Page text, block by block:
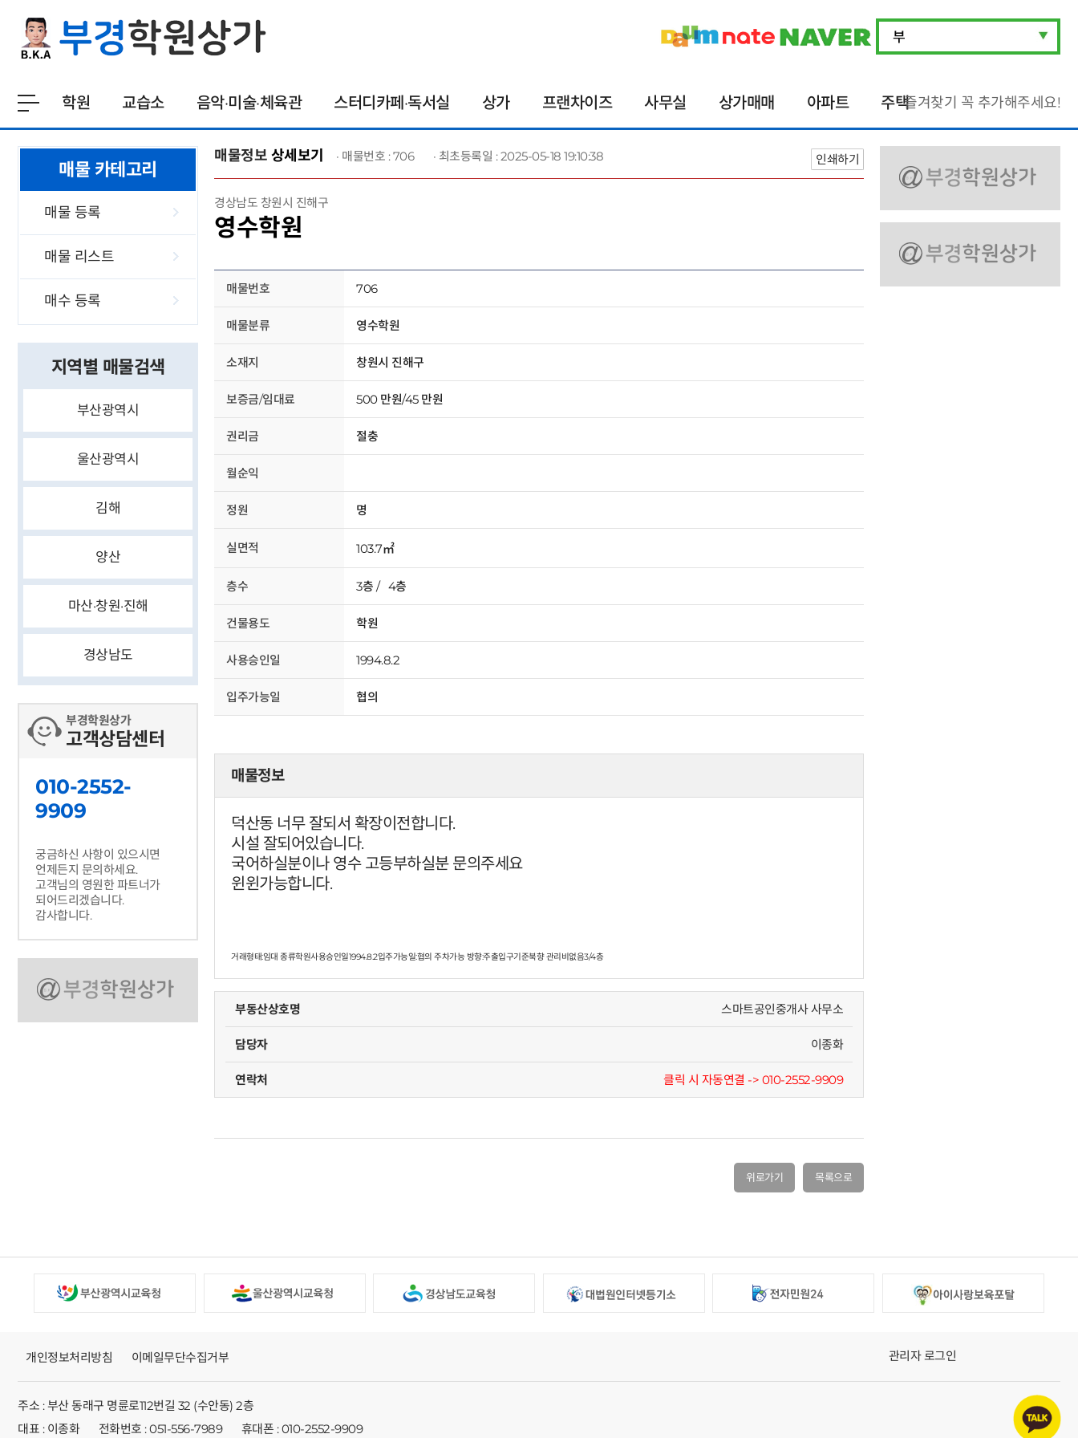
학원 교습소 음악·미술·체육관 스터디카페·독서실 상가 프랜차이즈 사무실 상가매매 아파트 주택즐겨찾기 꼭 추가해주세요!
매물 카테고리
매물 등록
매물 리스트
매수 등록
지역별 매물검색
부산광역시
울산광역시
김해
양산
마산·창원·진해
경상남도
부경학원상가
고객상담센터
010-2552-
9909
궁금하신 사항이 있으시면
언제든지 문의하세요.
고객님의 영원한 파트너가
되어드리겠습니다.
감사합니다.
매물정보 상세보기 · 매물번호 : 706 · 최초등록일 : 2025-05-18 19:10:38 인쇄하기
경상남도 창원시 진해구
영수학원
매물번호 706
매물분류 영수학원
소재지 창원시 진해구
보증금/임대료 500 만원/45 만원
권리금 절충
월순익
정원 명
실면적 103.7㎡
층수 3층 / 4층
건물용도 학원
사용승인일 1994.8.2
입주가능일 협의
매물정보
덕산동 너무 잘되서 확장이전합니다.
시설 잘되어있습니다.
국어하실분이나 영수 고등부하실분 문의주세요
윈윈가능합니다.
거래형태:임대 종류학원사용승인일1994.8.2입주가능일:협의 주차가능 방향:주출입구기준북향 관리비없음3/4층
부동산상호명 스마트공인중개사 사무소
담당자 이종화
연락처 클릭 시 자동연결 -> 010-2552-9909
위로가기 목록으로
개인정보처리방침 이메일무단수집거부 관리자 로그인
주소 : 부산 동래구 명륜로112번길 32 (수안동) 2층
대표 : 이종화
전화번호 : 051-556-7989 휴대폰 : 010-2552-9909